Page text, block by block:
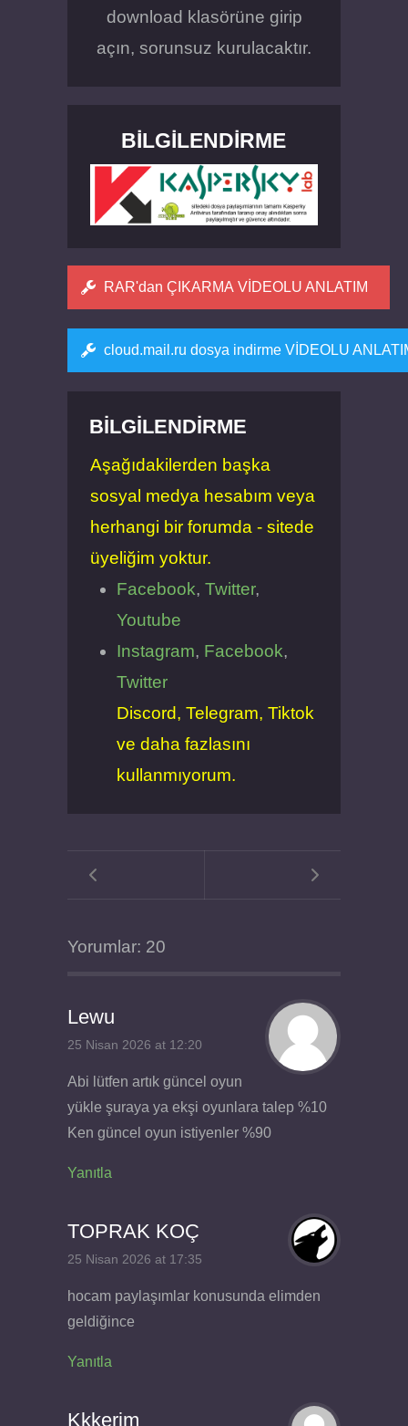
download klasörüne girip
açın, sorunsuz kurulacaktır.
BILGILENDIRME
RAR'dan ÇIKARMA VİDEOLU ANLATIM
cloud.mail.ru dosya indirme VİDEOLU
BILGILENDIRME
Aşağıdakilerden başka
sosyal medya hesabım veya
herhangi bir forumda - sitede
üyeliğim yoktur.
Facebook, Twitter,
Youtube
Instagram, Facebook,
Twitter
Discord, Telegram, Tiktok
ve daha fazlasını
kullanmıyorum.
Yorumlar: 20
Lewu
25 Nisan 2026 at 12:20
Abi lütfen artık güncel oyun
yükle şuraya ya ekşi oyunlara talep %10
Ken güncel oyun istiyenler %90
Yanıtla
TOPRAK KOÇ
25 Nisan 2026 at 17:35
hocam paylaşımlar konusunda elimden
geldiğince
Yanıtla
Kkkerim